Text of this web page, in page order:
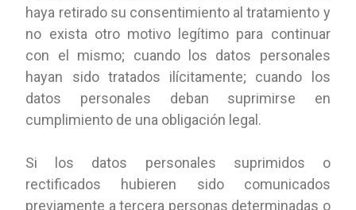
haya retirado su consentimiento al tratamiento y
no exista otro motivo legítimo para continuar
con el mismo; cuando los datos personales
hayan sido tratados ilícitamente; cuando los
datos personales deban suprimirse en
cumplimiento de una obligación legal.
Si los datos personales suprimidos o
rectificados hubieren sido comunicados
previamente a tercera personas determinadas o